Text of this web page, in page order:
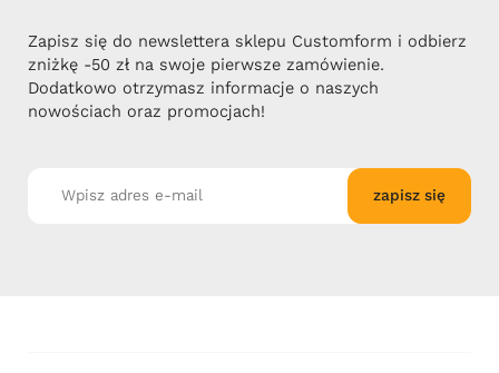
Zapisz się do newslettera sklepu Customform i odbierz
zniżkę -50 zł na swoje pierwsze zamówienie.
Dodatkowo otrzymasz informacje o naszych
nowościach oraz promocjach!
zapisz się